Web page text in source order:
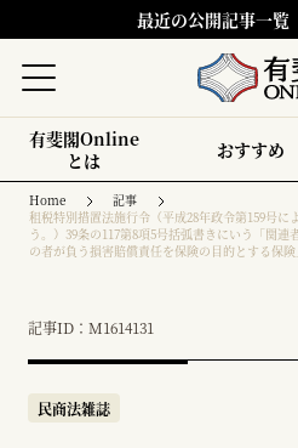
最近の公開記事一覧
有斐閣Online
とは
おすすめ
Home
記事
租税特別措置法施行令（平成28年政令第159号
う。）39条の117第8項5号括弧書きにいう「関
の者が負う損害賠償責任を保険の目的とする保
記事ID：M1614131
民商法雑誌